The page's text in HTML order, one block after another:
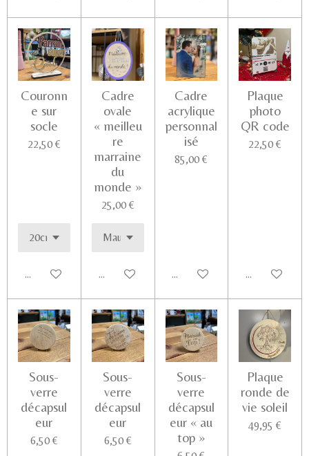
Couronn
e sur
socle
22,50 €
Ajouter au panier
Cadre
ovale
« meilleu
re
marraine
du
monde »
25,00 €
Ajouter au panier
Cadre
acrylique
personnal
isé
85,00 €
Ajouter au panier
Plaque
photo
QR code
22,50 €
Voir les
Sous-
verre
décapsul
eur
6,50 €
Sous-
verre
décapsul
eur
6,50 €
Sous-
verre
décapsul
eur « au
top »
Plaque
ronde de
vie soleil
49,95 €